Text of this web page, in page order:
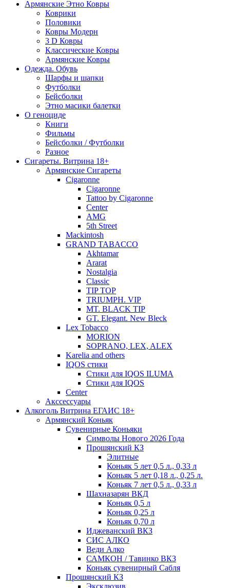
Армянские Этно Ковры
Коврики
Половики
Ковры Модерн
3 D Ковры
Классические Ковры
Армянские Ковры
Одежда. Обувь
Шарфы и шапки
Футболки
Бейсболки
Этно масики балетки
О геноциде
Книги
Фильмы
Бейсболки / Футболки
Разное
Сигареты. Витрина 18+
Армянские Сигареты
Cigaronne
Cigaronne
Tattoo by Cigaronne
Center
AMG
5th Street
Mackintosh
GRAND TABACCO
Akhtamar
Ararat
Nostalgia
Classic
TIP TOP
TRIUMPH. VIP
MT. BLACK TIP
GT. Elegant. New Bleck
Lex Tobacco
MORION
SOPRANO, LEX, ALEX
Karelia and others
IQOS стики
Стики для IQOS ILUMA
Стики для IQOS
Сenter
Акссессуары
Алкоголь Витрина ЕГАИС 18+
Армянский Коньяк
Сувенирные Коньяки
Символы Нового 2026 Года
Прошянский КЗ
Элитные
Коньяк 5 лет 0,5 л., 0,33 л
Коньяк 5 лет 0,18 л., 0,25 л.
Коньяк 7 лет 0,5 л., 0,33 л
Шахназарян ВКД
Коньяк 0,5 л
Коньяк 0,25 л
Коньяк 0,70 л
Иджеванский ВКЗ
СИС АЛКО
Веди Алко
САМКОН / Тавинко ВКЗ
Коньяк сувенирный Сабля
Прошянский КЗ
Эксклюзив